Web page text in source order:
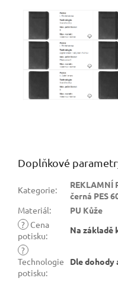
Doplňkové
Kategorie: REKLAMNÍ
černá PES
Materiál:
PU Kůže
? Cena
potisku:
Na základě
?
Technologie
potisku:
Dle dohody